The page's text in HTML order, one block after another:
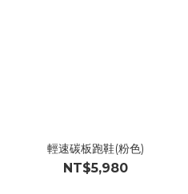
輕速碳板跑鞋(粉色)
NT$5,980